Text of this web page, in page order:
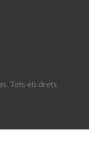
Tots els drets